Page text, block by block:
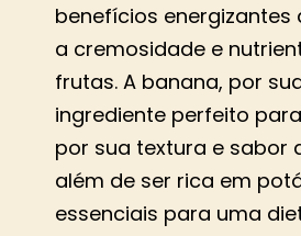
benefícios
a cremosidade e
frutas. A banana, por
ingrediente perfeito
por sua textura e sabor
além de ser rica em
essenciais para uma